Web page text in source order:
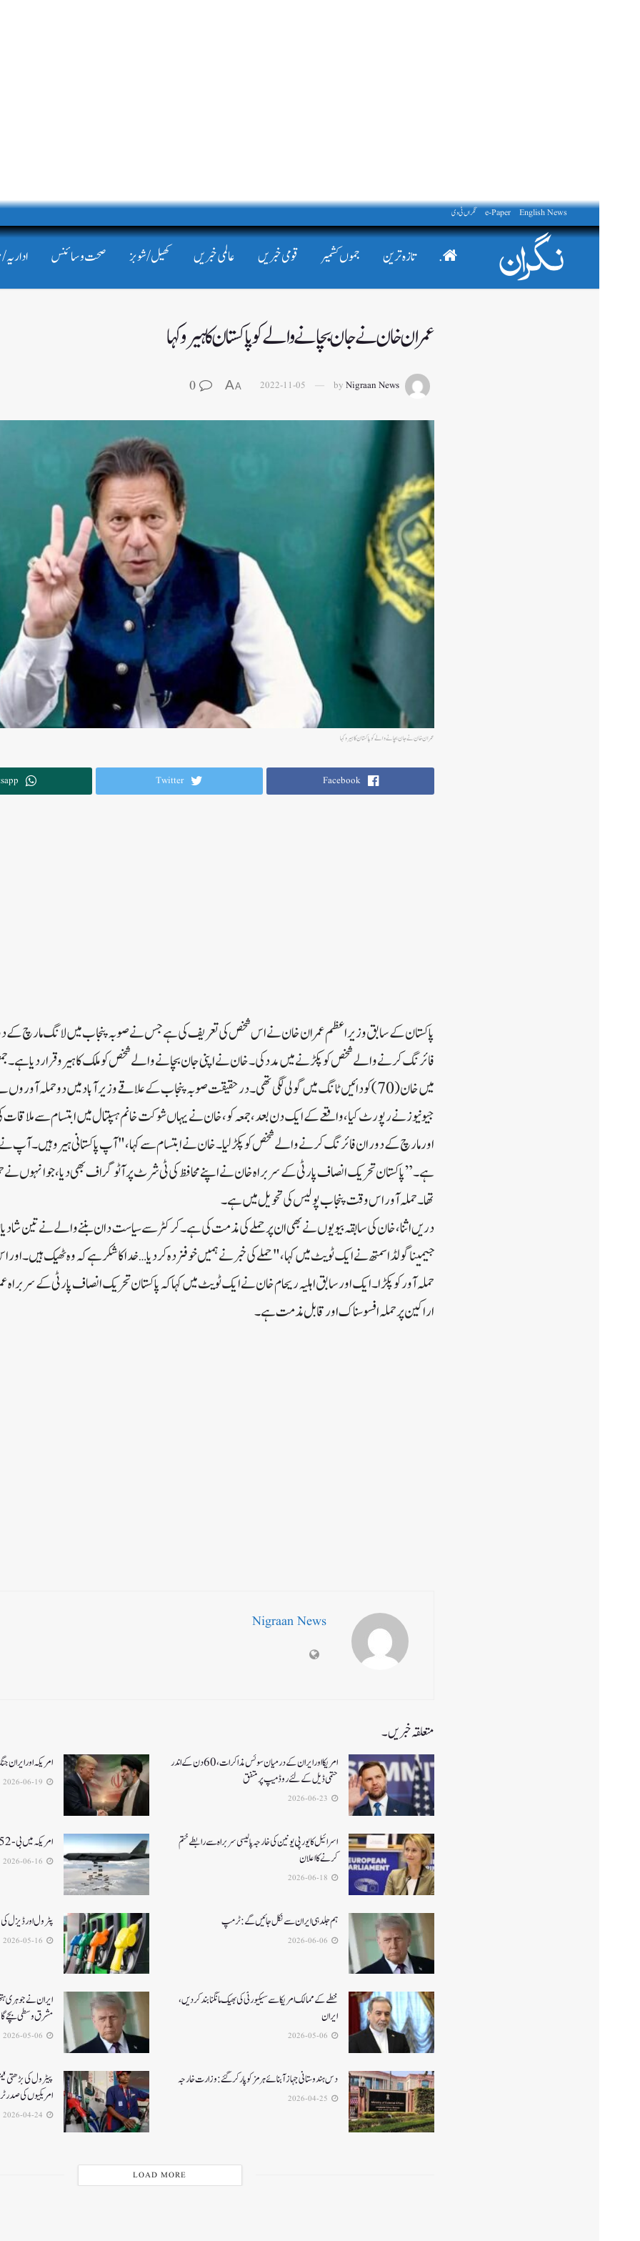
English News
e-Paper نگراں ٹی وی
. تازہ ترین جموں کشمیر قومی خبریں عالمی خبریں کھیل/شوبز صحت و سائنس
عمران خان نے جان بچانے والےکو پاکستا ن کا ہیرو کہا
by Nigraan News
2022-11-05
A
A
عمران خان نے جان بچانے والےکو پاکستا ن کا ہیرو کہا
Facebook
Twitter
پاکستان کے سابق وزیر اعظم عمران خان نے اس شخص کی تعریف کی ہے جس نے صوبہ پنجاب میں لانگ مارچ کے دوران
فائرنگ کرنے والے شخص کو پکڑنے میں مدد کی۔خان نے اپنی جان بچانے والے شخص کو ملک کاہیرو قرار دیا
میں خان (70) کو دائیں ٹانگ میں گولی لگی تھی۔درحقیقت صوبہ پنجاب کے علاقے وزیرآباد میں دو حملہ آوروں نے ان پر کئی گولیاں چلائیں۔
جیو نیوز نے رپورٹ کیا، واقعے کے ایک دن بعد، جمعہ کو، خان نے یہاں شوکت خانم ہسپتال میں ابتسام سے ملاقات
اور مارچ کے دوران فائرنگ کرنے والے شخص کو پکڑ لیا۔خان نے ابتسام سے کہا، "آپ پاکستانی ہیرو ہیں۔آپ
ہے۔” پاکستان تحریک انصاف پارٹی کے سربراہ خان نے اپنے محافظ کی ٹی شرٹ پر آٹو گراف بھی دیا، جو انہوں نے
تھا۔حملہ آور اس وقت پنجاب پولیس کی تحویل میں ہے۔
دریں اثنا، خان کی سابقہ بیویوں نے بھی ان پر حملے کی مذمت کی ہے۔کرکٹر سے سیاست دان بننے والے نے تین
جیمینا گولڈ اسمتھ نے ایک ٹویٹ میں کہا، "حملے کی خبر نے ہمیں خوفزدہ کر دیا… خدا کا شکر ہے کہ وہ ٹھیک
حملہ آور کو پکڑا۔ایک اور سابق اہلیہ ریحام خان نے ایک ٹویٹ میں کہا کہ پاکستان تحریک انصاف پارٹی کے
اراکین پر حملہ افسوسناک اور قابل مذمت ہے۔
Nigraan News
متعلقہ خبریں۔
امریکا اور ایران کے درمیان سوئس مذاکرات ، 60دن کے اندر
حتمی ڈیل کےلئے روڈ میپ پر متفق
امریکہ اور ایران جنگ کا خاتمہ،
اسرائیل کا یورپی یونین کی خارجہ پالیسی سربراہ سے رابطے ختم
کرنے کا اعلان
امریکہ میں بی-52بمبار طیارہ کیلفورنیا میں گر کر تباہ، 8ہلاک
ہم جلد ہی ایران سے نکل جائیں گے:ٹرمپ پٹرول اور ڈیزل کی قیمتوں میں
خطے کے ممالک امریکا سے سیکیورٹی کی بھیک مانگنا بند کر دیں،
ایران
ایران نے جوہری
مشرق وسطی بچے
دس ہندوستانی جہاز آبنائے ہرمز کوپار کرگئے: وزارت خارجہ
پیٹرول کی بڑھتی
امریکیوں کی صدر
LOAD MORE